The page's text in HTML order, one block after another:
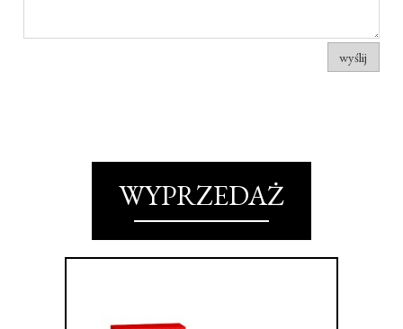
wyślij
WYPRZEDAŻ